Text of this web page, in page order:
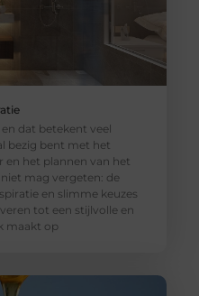
dat betekent veel
bezig bent met het
en het plannen van het
mag vergeten: de
en slimme keuzes
tot een stijlvolle en
maakt op